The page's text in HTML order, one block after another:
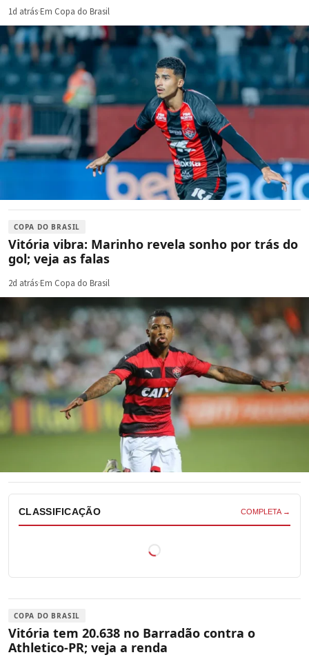
1d atrás·Em Copa do Brasil
COPA DO BRASIL
Vitória vibra: Marinho revela sonho por trás do
gol; veja as falas
2d atrás·Em Copa do Brasil
CLASSIFICAÇÃO COMPLETA →
COPA DO BRASIL
Vitória tem 20.638 no Barradão contra o
Athletico-PR; veja a renda